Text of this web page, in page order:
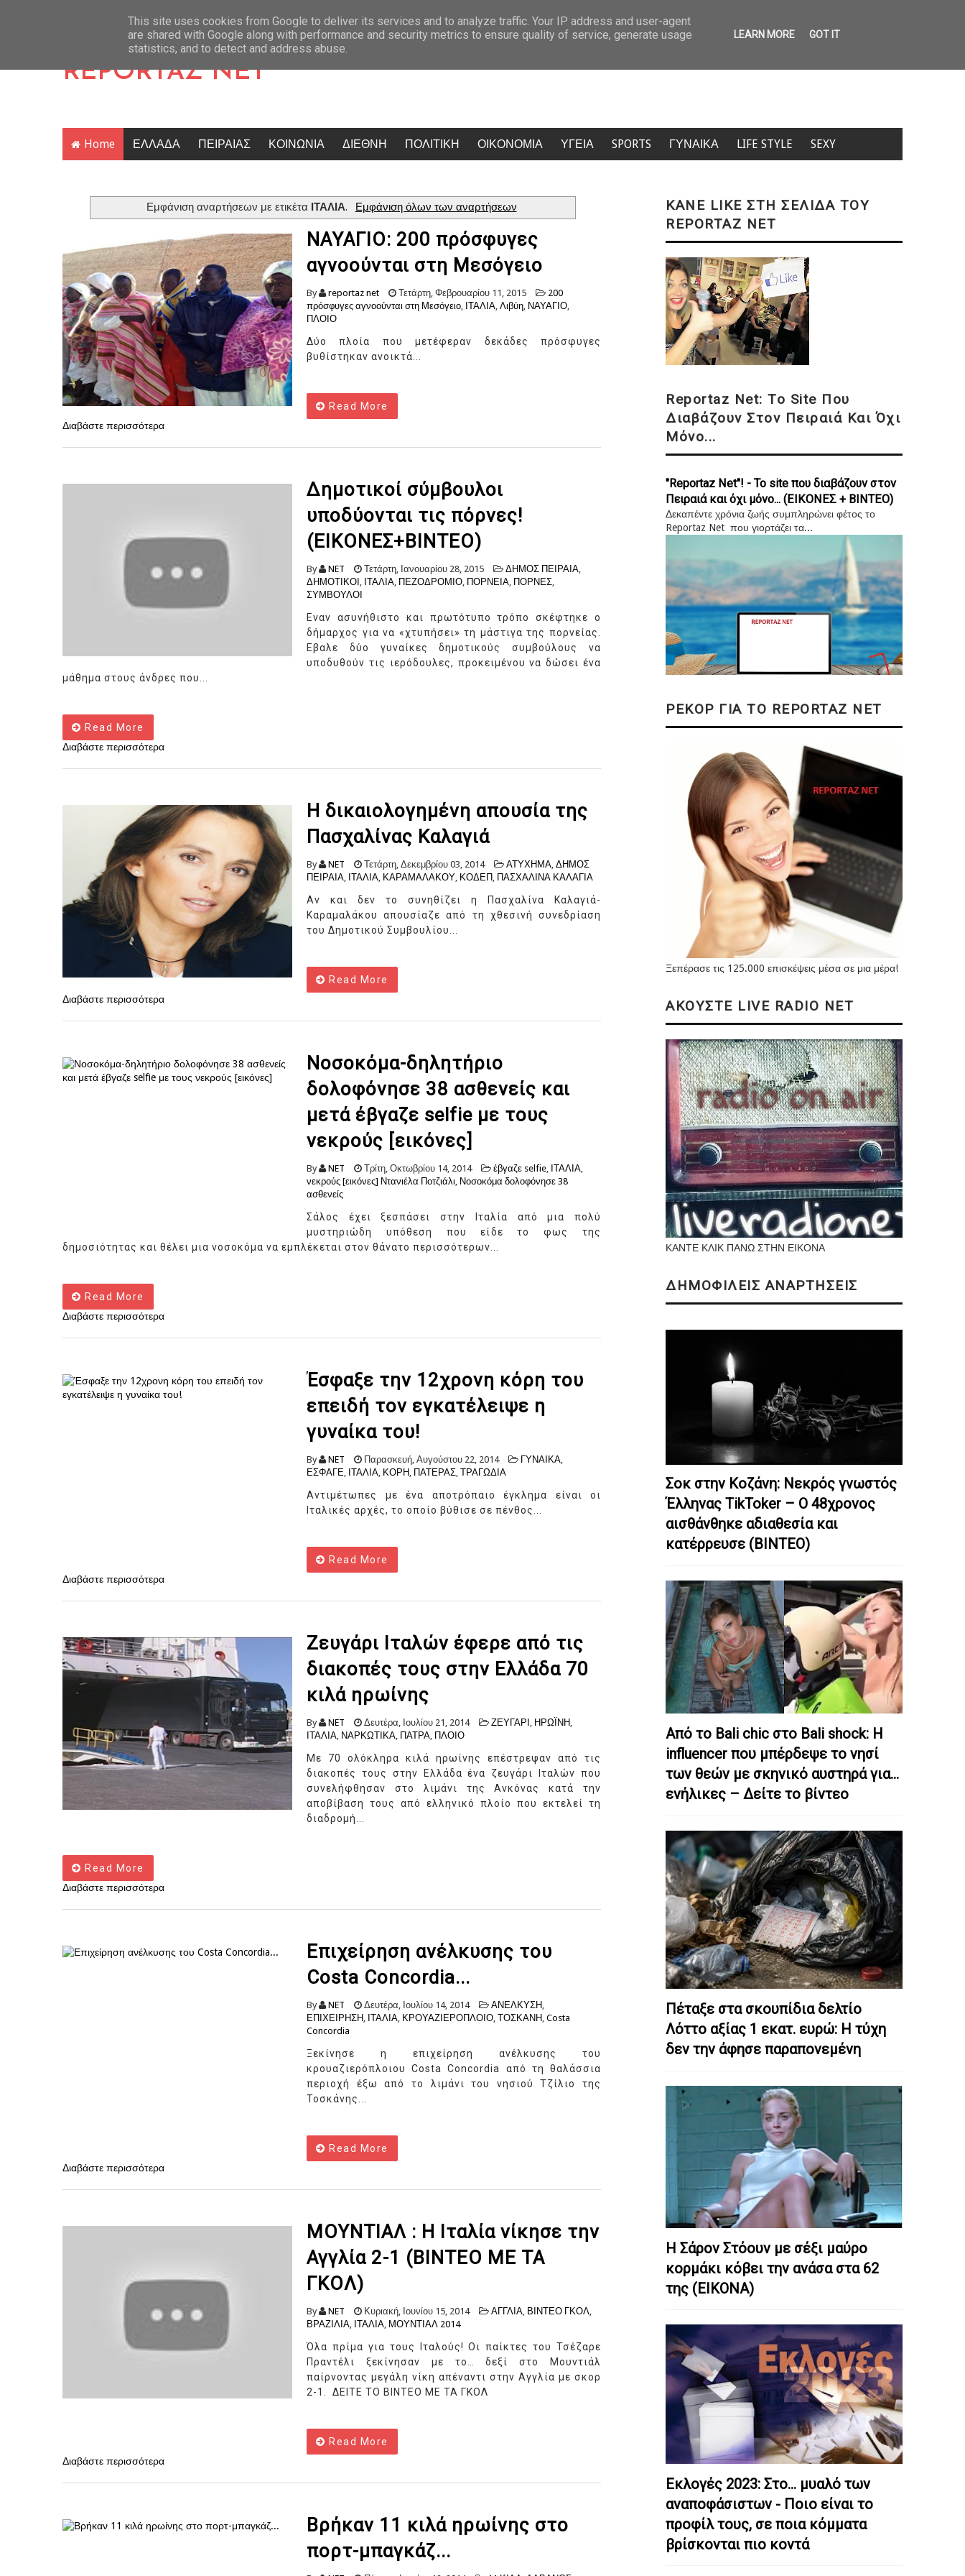
Latest News
να κυνηγήσει την πρόκριση Κρίση στο κόμμα Καρυστιανού: Δύο ακόμη στελέχη αποχωρούν καταγγέλλοντας κλειστό σύστημα αποφάσεων Πανάκριβα τα εισιτήρια για μετακίνηση από νησί σε νησί – Δείτε
REPORTAZ NET
Home ΕΛΛΑΔΑ ΠΕΙΡΑΙΑΣ ΚΟΙΝΩΝΙΑ ΔΙΕΘΝΗ ΠΟΛΙΤΙΚΗ ΟΙΚΟΝΟΜΙΑ ΥΓΕΙΑ SPORTS ΓΥΝΑΙΚΑ LIFE STYLE SEXY
Εμφάνιση αναρτήσεων με ετικέτα ΙΤΑΛΙΑ. Εμφάνιση όλων των αναρτήσεων
ΝΑΥΑΓΙΟ: 200 πρόσφυγες
αγνοούνται στη Μεσόγειο
By reportaz net Τετάρτη, Φεβρουαρίου 11, 2015
200
πρόσφυγες αγνοούνται στη Μεσόγειο, ΙΤΑΛΙΑ, Λιβύη, ΝΑΥΑΓΙΟ,
ΠΛΟΙΟ
Δύο πλοία που μετέφεραν δεκάδες πρόσφυγες
βυθίστηκαν ανοικτά...
Read More
Διαβάστε περισσότερα
Δημοτικοί σύμβουλοι
υποδύονται τις πόρνες!
(ΕΙΚΟΝΕΣ+ΒΙΝΤΕΟ)
By NET Τετάρτη, Ιανουαρίου 28, 2015 ΔΗΜΟΣ ΠΕΙΡΑΙΑ,
ΔΗΜΟΤΙΚΟΙ , ΙΤΑΛΙΑ, ΠΕΖΟΔΡΟΜΙΟ, ΠΟΡΝΕΙΑ, ΠΟΡΝΕΣ,
ΣΥΜΒΟΥΛΟΙ
Εναν ασυνήθιστο και πρωτότυπο τρόπο σκέφτηκε ο
δήμαρχος για να «χτυπήσει» τη μάστιγα της πορνείας.
Εβαλε δύο γυναίκες δημοτικούς συμβούλους να
υποδυθούν τις ιερόδουλες, προκειμένου να δώσει ένα
μάθημα στους άνδρες που...
Read More
Διαβάστε περισσότερα
Η δικαιολογημένη απουσία της
Πασχαλίνας Καλαγιά
By NET Τετάρτη, Δεκεμβρίου 03, 2014 ΑΤΥΧΗΜΑ, ΔΗΜΟΣ
ΠΕΙΡΑΙΑ, ΙΤΑΛΙΑ, ΚΑΡΑΜΑΛΑΚΟΥ, ΚΟΔΕΠ, ΠΑΣΧΑΛΙΝΑ ΚΑΛΑΓΙΑ
Αν και δεν το συνηθίζει η Πασχαλίνα Καλαγιά-
Καραμαλάκου απουσίαζε από τη χθεσινή συνεδρίαση
του Δημοτικού Συμβουλίου...
Read More
Διαβάστε περισσότερα
Νοσοκόμα-δηλητήριο
δολοφόνησε 38 ασθενείς και
μετά έβγαζε selfie με τους
νεκρούς [εικόνες]
By NET Τρίτη, Οκτωβρίου 14, 2014 έβγαζε selfie, ΙΤΑΛΙΑ,
νεκρούς [εικόνες] Ντανιέλα Ποτζιάλι, Νοσοκόμα δολοφόνησε 38
ασθενείς
Σάλος έχει ξεσπάσει στην Ιταλία από μια πολύ
μυστηριώδη υπόθεση που είδε το φως της
δημοσιότητας και θέλει μια νοσοκόμα να εμπλέκεται στον θάνατο περισσότερων...
Read More
Διαβάστε περισσότερα
Έσφαξε την 12χρονη κόρη του
επειδή τον εγκατέλειψε η
γυναίκα του!
By NET Παρασκευή, Αυγούστου 22, 2014 ΓΥΝΑΙΚΑ,
ΕΣΦΑΓΕ, ΙΤΑΛΙΑ, ΚΟΡΗ, ΠΑΤΕΡΑΣ, ΤΡΑΓΩΔΙΑ
Αντιμέτωπες με ένα αποτρόπαιο έγκλημα είναι οι
Ιταλικές αρχές, το οποίο βύθισε σε πένθος...
Read More
Διαβάστε περισσότερα
Ζευγάρι Ιταλών έφερε από τις
διακοπές τους στην Ελλάδα 70
κιλά ηρωίνης
By NET Δευτέρα, Ιουλίου 21, 2014 ΖΕΥΓΑΡΙ , ΗΡΩΪΝΗ,
ΙΤΑΛΙΑ, ΝΑΡΚΩΤΙΚΑ, ΠΑΤΡΑ, ΠΛΟΙΟ
Με 70 ολόκληρα κιλά ηρωίνης επέστρεψαν από τις
διακοπές τους στην Ελλάδα ένα ζευγάρι Ιταλών που
συνελήφθησαν στο λιμάνι της Ανκόνας κατά την
αποβίβαση τους από ελληνικό πλοίο που εκτελεί τη
διαδρομή...
Read More
Διαβάστε περισσότερα
Επιχείρηση ανέλκυσης του
Costa Concordia...
By NET Δευτέρα, Ιουλίου 14, 2014 ΑΝΕΛΚΥΣΗ,
ΕΠΙΧΕΙΡΗΣΗ, ΙΤΑΛΙΑ, ΚΡΟΥΑΖΙΕΡΟΠΛΟΙΟ, ΤΟΣΚΑΝΗ, Costa
Concordia
Ξεκίνησε η επιχείρηση ανέλκυσης του
κρουαζιερόπλοιου Costa Concordia από τη θαλάσσια
περιοχή έξω από το λιμάνι του νησιού Τζίλιο της
Τοσκάνης...
Read More
Διαβάστε περισσότερα
ΜΟΥΝΤΙΑΛ : Η Ιταλία νίκησε την
Αγγλία 2-1 (ΒΙΝΤΕΟ ΜΕ ΤΑ
ΓΚΟΛ)
By NET Κυριακή, Ιουνίου 15, 2014 ΑΓΓΛΙΑ, ΒΙΝΤΕΟ ΓΚΟΛ,
ΒΡΑΖΙΛΙΑ, ΙΤΑΛΙΑ, ΜΟΥΝΤΙΑΛ 2014
Όλα πρίμα για τους Ιταλούς! Οι παίκτες του Τσέζαρε
Πραντέλι ξεκίνησαν με το… δεξί στο Μουντιάλ
παίρνοντας μεγάλη νίκη απέναντι στην Αγγλία με σκορ
2-1. ΔΕΙΤΕ ΤΟ ΒΙΝΤΕΟ ΜΕ ΤΑ ΓΚΟΛ
Read More
Διαβάστε περισσότερα
Βρήκαν 11 κιλά ηρωίνης στο
πορτ-μπαγκάζ...
KANE LIKE ΣΤΗ ΣΕΛΙΔΑ ΤΟΥ
REPORTAZ NET
Reportaz Net: Το Site Που
Διαβάζουν Στον Πειραιά Και Όχι
Μόνο...
"Reportaz Net"! - Το site που διαβάζουν στον
Πειραιά και όχι μόνο... (ΕΙΚΟΝΕΣ + ΒΙΝΤΕΟ)
Δεκαπέντε χρόνια ζωής συμπληρώνει φέτος το
Reportaz Net που γιορτάζει τα...
ΡΕΚΟΡ ΓΙΑ ΤΟ REPORTAZ NET
Ξεπέρασε τις 125.000 επισκέψεις μέσα σε μια μέρα!
ΑΚΟΥΣΤΕ LIVE RADIO NET
ΚΑΝΤΕ ΚΛΙΚ ΠΑΝΩ ΣΤΗΝ ΕΙΚΟΝΑ
ΔΗΜΟΦΙΛΕΙΣ ΑΝΑΡΤΗΣΕΙΣ
Σοκ στην Κοζάνη: Nεκρός γνωστός
Έλληνας TikToker – Ο 48χρονος
αισθάνθηκε αδιαθεσία και
κατέρρευσε (ΒΙΝΤΕΟ)
Από το Bali chic στο Bali shock: Η
influencer που μπέρδεψε το νησί
των θεών με σκηνικό αυστηρά για…
ενήλικες – Δείτε το βίντεο
Πέταξε στα σκουπίδια δελτίο
Λόττο αξίας 1 εκατ. ευρώ: Η τύχη
δεν την άφησε παραπονεμένη
Η Σάρον Στόουν με σέξι μαύρο
κορμάκι κόβει την ανάσα στα 62
της (ΕΙΚΟΝΑ)
Εκλογές 2023: Στο… μυαλό των
αναποφάσιστων - Ποιο είναι το
προφίλ τους, σε ποια κόμματα
βρίσκονται πιο κοντά
This site uses cookies from Google to deliver its services and to analyze traffic. Your IP address and user-agent
are shared with Google along with performance and security metrics to ensure quality of service, generate usage
statistics, and to detect and address abuse.
LEARN MORE GOT IT